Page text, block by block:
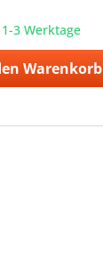
3 Werktage
Warenkorb